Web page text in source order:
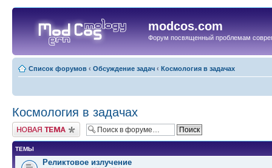
modcos.com
Форум посвященный проблемам
Список форумов ‹ Обсуждение задач ‹ Космология в задачах
Космология в задачах
Начать новую тему
ТЕМЫ
Реликтовое излучение